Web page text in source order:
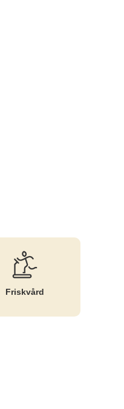
Friskvård